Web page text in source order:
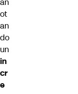
ot
an
do
un
in
cr
e